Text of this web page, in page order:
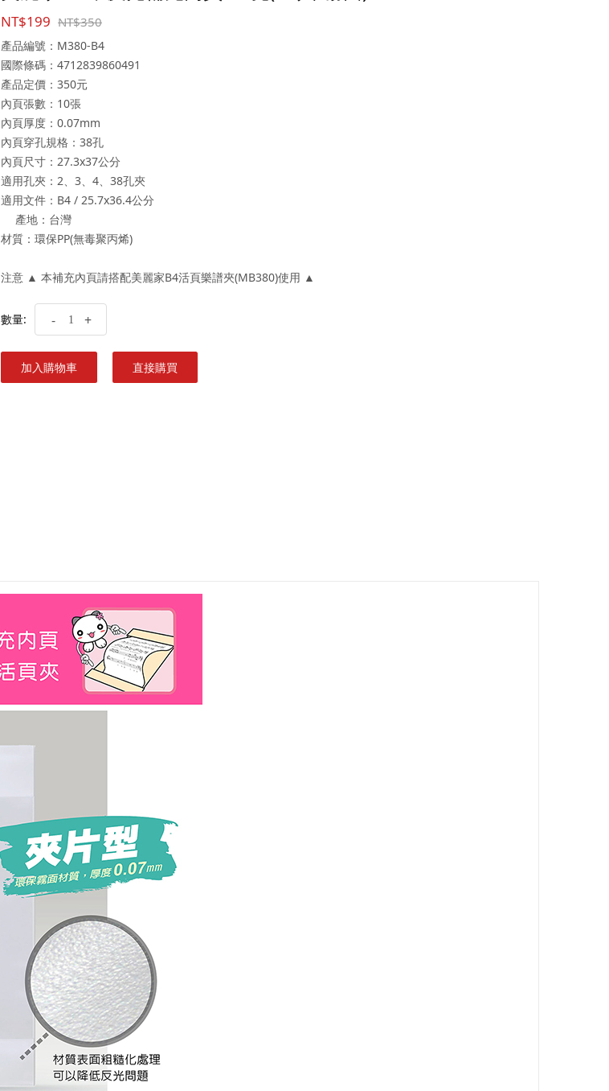
NT$199 NT$350
產品編號：M380-B4
國際條碼：4712839860491
產品定價：350元
內頁張數：10張
內頁厚度：0.07mm
內頁穿孔規格：38孔
內頁尺寸：27.3x37公分
適用孔夾：2、3、4、38孔夾
適用文件：B4 / 25.7x36.4公分
產地：台灣
材質：環保PP(無毒聚丙烯)
注意 ▲ 本補充內頁請搭配美麗家B4活頁樂譜夾(MB380)使用 ▲
數量: - +
加入購物車 直接購買